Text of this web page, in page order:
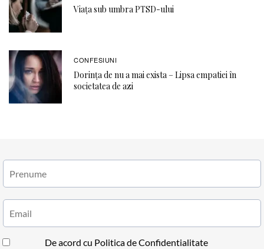
Viața sub umbra PTSD-ului
CONFESIUNI
Dorința de nu a mai exista – Lipsa empatiei în
societatea de azi